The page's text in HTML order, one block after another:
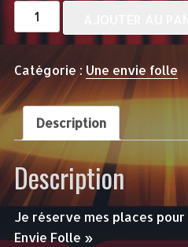
quantité
de
ENVIE
FOLLE
9
-
20h
-
FELIX
MARTIN
Catégorie : Une envie folle
Description
Description
Je réserve mes places
Envie Folle »